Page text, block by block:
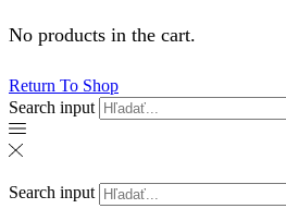
No products in the cart.
Return To Shop
Search input
Search input